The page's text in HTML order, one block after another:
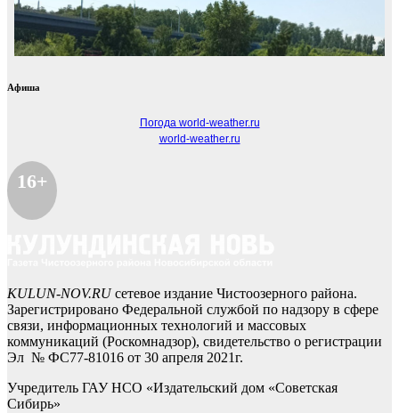
Афиша
Погода world-weather.ru
world-weather.ru
16+
KULUN-NOV.RUсетевое издание Чистоозерного района.
Зарегистрировано Федеральной службой по надзору в сфере
связи, информационных технологий и массовых
коммуникаций (Роскомнадзор), свидетельство о регистрации
Эл № ФС77-81016 от 30 апреля 2021г.
Учредитель ГАУ НСО «Издательский дом «Советская
Сибирь»